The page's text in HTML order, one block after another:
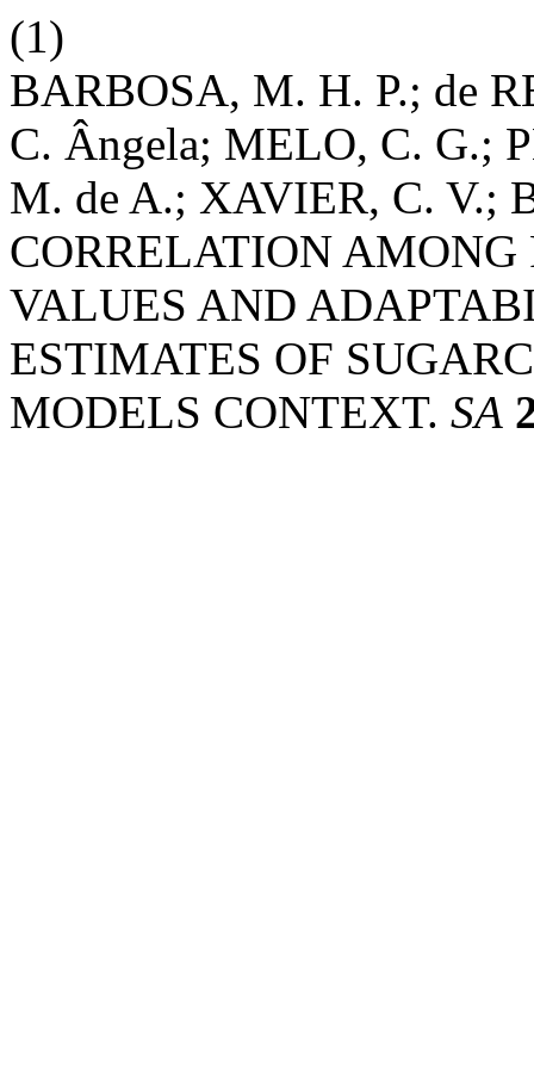
(1)
BARBOSA, M. H. P.; de
C. Ângela; MELO, C. G.;
M. de A.; XAVIER, C. V.;
CORRELATION
VALUES AND
ESTIMATES OF
MODELS CONTEXT. SA